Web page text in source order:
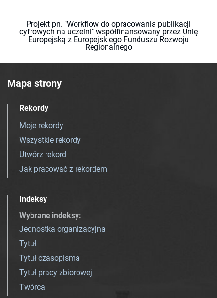
Projekt pn. "Workflow do opracowania publikacji
cyfrowych na uczelni" współfinansowany przez Unię
Europejską z Europejskiego Funduszu Rozwoju
Regionalnego
Mapa strony
Rekordy
Moje rekordy
Wszystkie rekordy
Utwórz rekord
Jak pracować z rekordem
Indeksy
Wybrane indeksy:
Jednostka organizacyjna
Tytuł
Tytuł czasopisma
Tytuł pracy zbiorowej
Twórca